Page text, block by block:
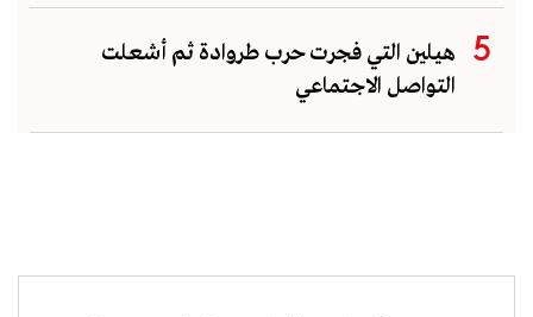
هيلين التي فجرت حرب طروادة ثم أشعلت
التواصل الاجتماعي